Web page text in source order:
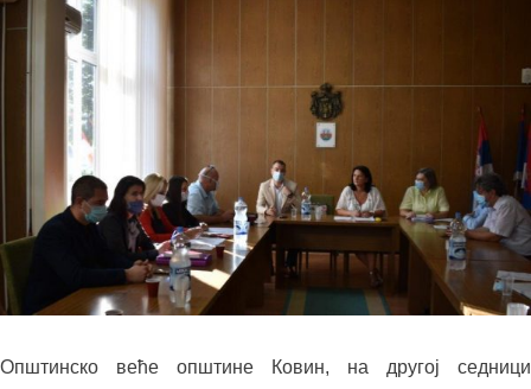
Општинско веће општине Ковин, на другој седници